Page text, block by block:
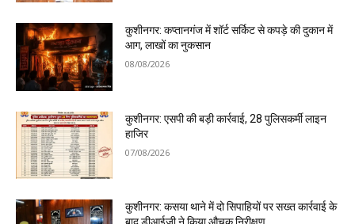
कुशीनगर: कप्तानगंज में शॉर्ट सर्किट से कपड़े की दुकान में
आग, लाखों का नुकसान
08/08/2026
कुशीनगर: एसपी की बड़ी कार्रवाई, 28 पुलिसकर्मी लाइन
हाजिर
07/08/2026
कुशीनगर: कसया थाने में दो सिपाहियों पर सख्त कार्रवाई के